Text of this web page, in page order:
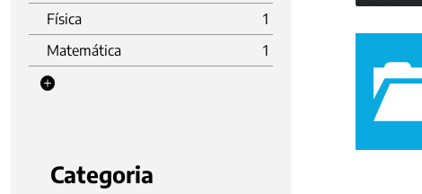
Física
1
Matemática
1
Categoria